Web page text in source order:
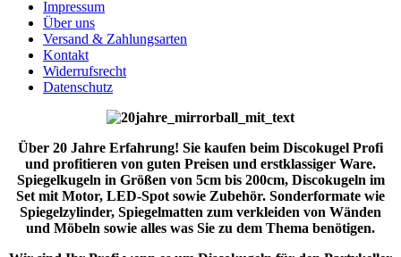
Impressum
Über uns
Versand & Zahlungsarten
Kontakt
Widerrufsrecht
Datenschutz
Über 20 Jahre Erfahrung! Sie kaufen beim Discokugel Profi
und profitieren von guten Preisen und erstklassiger Ware.
Spiegelkugeln in Größen von 5cm bis 200cm, Discokugeln im
Set mit Motor, LED-Spot sowie Zubehör. Sonderformate wie
Spiegelzylinder, Spiegelmatten zum verkleiden von Wänden
und Möbeln sowie alles was Sie zu dem Thema benötigen.